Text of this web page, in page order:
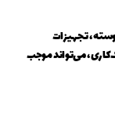
می‌تواند موجب